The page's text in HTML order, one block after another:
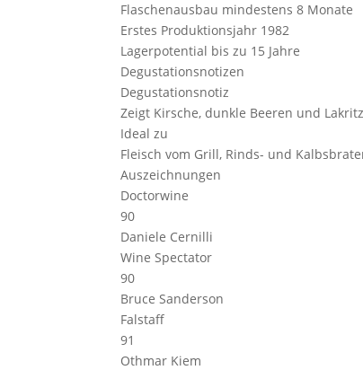
Flaschenausbau mindestens 8 Monate
Erstes Produktionsjahr 1982
Lagerpotential bis zu 15 Jahre
Degustationsnotizen
Degustationsnotiz
Zeigt Kirsche, dunkle Beeren und
Ideal zu
Fleisch vom Grill, Rinds- und
Auszeichnungen
Doctorwine
90
Daniele Cernilli
Wine Spectator
90
Bruce Sanderson
Falstaff
91
Othmar Kiem